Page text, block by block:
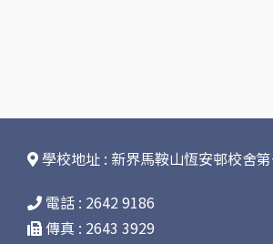
學校地址 : 新界馬鞍山恆安邨校舍
電話 : 2642 9186
傳真 : 2643 3929